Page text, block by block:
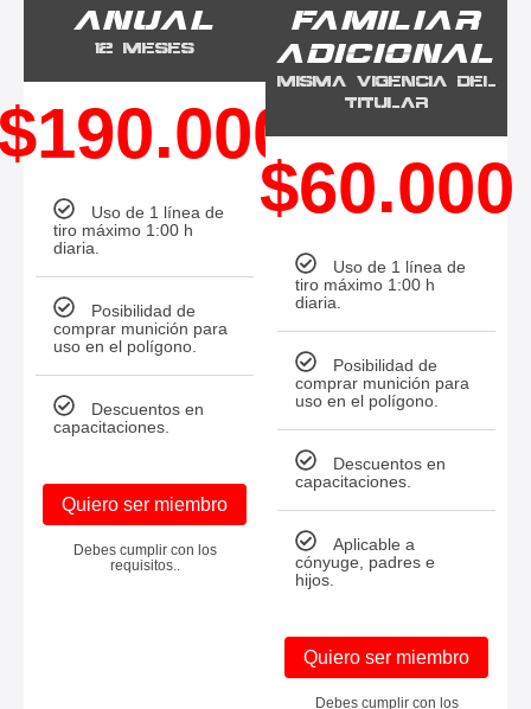
ANUAL
12 MESES
Uso de 1 línea de
tiro máximo 1:00 h
diaria.
Posibilidad de
comprar munición para
uso en el polígono.
Descuentos en
capacitaciones.
Quiero ser miembro
Debes cumplir con los
requisitos..
FAMILIAR
ADICIONAL
MISMA VIGENCIA DEL
TITULAR
$60.000
Uso de 1 línea de
tiro máximo 1:00 h
diaria.
Posibilidad de
comprar munición para
uso en el polígono.
Descuentos en
capacitaciones.
Aplicable a
cónyuge, padres e
hijos.
Quiero ser miembro
Debes cumplir con los